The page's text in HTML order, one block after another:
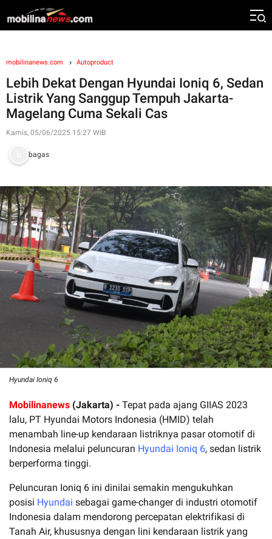
mobilinanews.com Autoproduct
Lebih Dekat Dengan Hyundai Ioniq 6, Sedan
Listrik Yang Sanggup Tempuh Jakarta-
Magelang Cuma Sekali Cas
Kamis, 05/06/2025 15:27 WIB
bagas
Hyundai Ioniq 6
Mobilinanews (Jakarta) - Tepat pada ajang GIIAS 2023
lalu, PT Hyundai Motors Indonesia (HMID) telah
menambah line-up kendaraan listriknya pasar otomotif di
Indonesia melalui peluncuran Hyundai Ioniq 6, sedan listrik
berperforma tinggi.
Peluncuran Ioniq 6 ini dinilai semakin mengukuhkan
posisi Hyundai sebagai game-changer di industri otomotif
Indonesia dalam mendorong percepatan elektrifikasi di
Tanah Air, khususnya dengan lini kendaraan listrik yang